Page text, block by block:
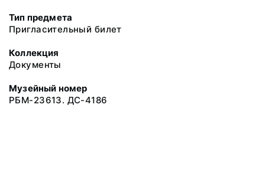
Тип предмета
Пригласительный билет
Коллекция
Документы
Музейный номер
РБМ-23613. ДС-4186